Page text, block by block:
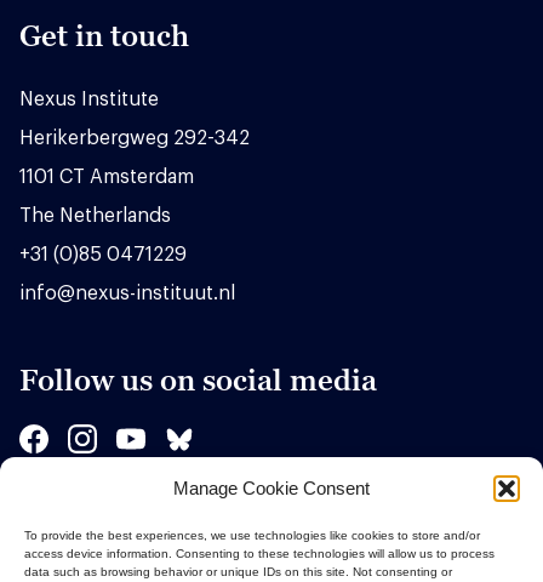
Manage Cookie Consent
To provide the best experiences, we use technologies like cookies to store and/or
access device information. Consenting to these technologies will allow us to process
data such as browsing behavior or unique IDs on this site. Not consenting or
Get in touch
Nexus Institute
Herikerbergweg 292-342
1101 CT Amsterdam
The Netherlands
+31 (0)85 0471229
info@nexus-instituut.nl
Follow us on social media